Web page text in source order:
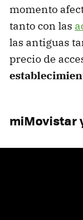
momento
tanto con las
las antiguas
precio de
miMovistar